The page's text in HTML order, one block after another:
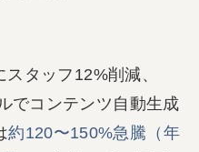
タッフ12%削減、
でコンテンツ自動生成
約120〜150%急騰（年